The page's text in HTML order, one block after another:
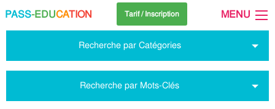
PASS-EDUCATION Tarif / Inscription MENU
Recherche par Catégories
Recherche par Mots-Clés